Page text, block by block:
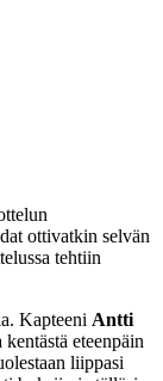
ottivatkin selvän
tehtiin
Kapteeni Antti
eteenpäin
liippasi